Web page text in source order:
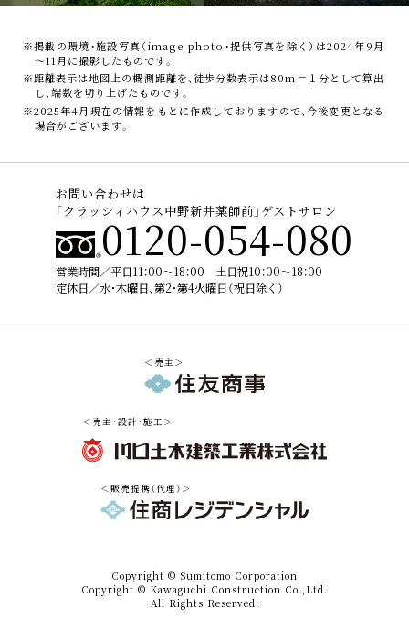
※掲載の環境・施設写真（image photo・提供写真を除く）は2024年9月
～11月に撮影したものです。
※距離表示は地図上の概測距離を、徒歩分数表示は80m＝１分として算出
し、端数を切り上げたものです。
※2025年4月現在の情報をもとに作成しておりますので、今後変更となる
場合がございます。
お問い合わせは
「クラッシィハウス中野新井薬師前」ゲストサロン
0120-054-080
営業時間／平日11：00～18：00 土日祝10：00～18：00
定休日／⽔・⽊曜⽇、第2・第4⽕曜⽇（祝⽇除く）
＜売主＞
＜売主・設計・施工＞
＜販売提携（代理）＞
Copyright © Sumitomo Corporation
Copyright © Kawaguchi Construction Co.,Ltd.
All Rights Reserved.